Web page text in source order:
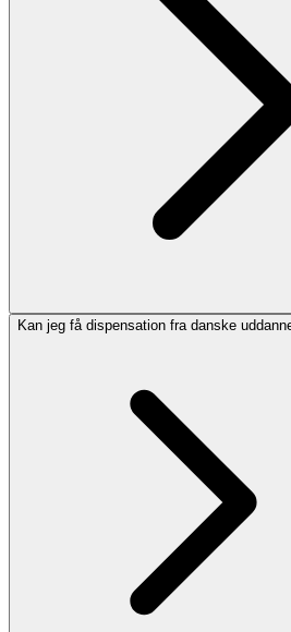
Kan jeg få dispensation fra danske